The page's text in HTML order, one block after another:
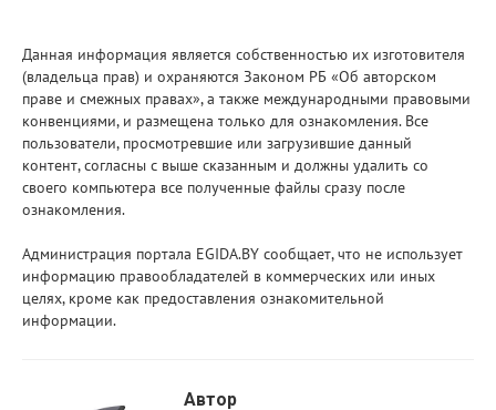
Данная информация является собственностью их изготовителя
(владельца прав) и охраняются Законом РБ «Об авторском
праве и смежных правах», а также международными правовыми
конвенциями, и размещена только для ознакомления. Все
пользователи, просмотревшие или загрузившие данный
контент, согласны с выше сказанным и должны удалить со
своего компьютера все полученные файлы сразу после
ознакомления.
Администрация портала EGIDA.BY сообщает, что не использует
информацию правообладателей в коммерческих или иных
целях, кроме как предоставления ознакомительной
информации.
Автор